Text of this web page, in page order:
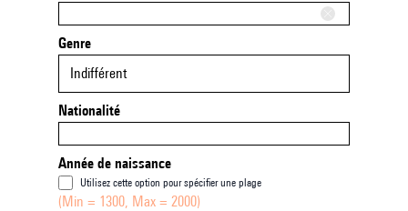
Genre
Indifférent
Nationalité
Année de naissance
Utilisez cette option pour spécifier une plage
(Min = 1300, Max = 2000)